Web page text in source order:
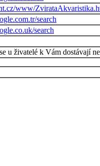
www/
search
search
u živatelé k Vám dostávají